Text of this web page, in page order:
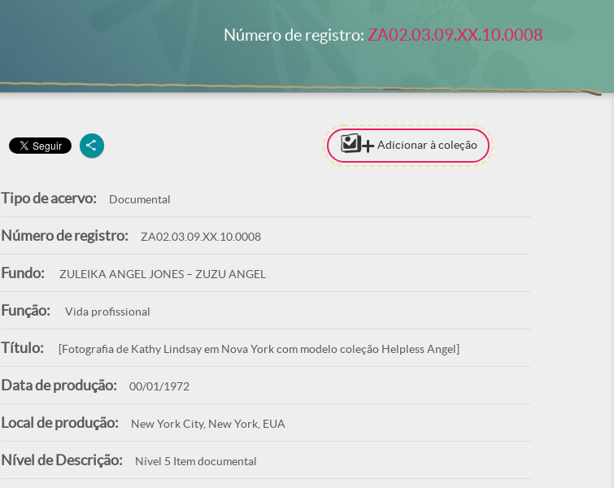
Número de registro: ZA02.03.09.XX.10.0008
Adicionar à coleção
Tipo de acervo: Documental
Número de registro: ZA02.03.09.XX.10.0008
Fundo: ZULEIKA ANGEL JONES – ZUZU ANGEL
Função: Vida profissional
Título: [Fotografia de Kathy Lindsay em Nova York com modelo coleção Helpless Angel]
Data de produção: 00/01/1972
Local de produção: New York City, New York, EUA
Nível de Descrição: Nível 5 Item documental